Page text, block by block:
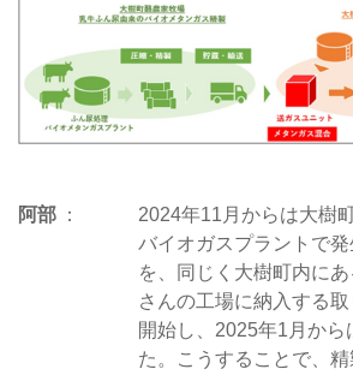
阿部
2024年11月からは大樹
バイオガスプラントで
を、同じく大樹町内に
さんの工場に納入する
開始し、2025年1月から
た。こうすることで、